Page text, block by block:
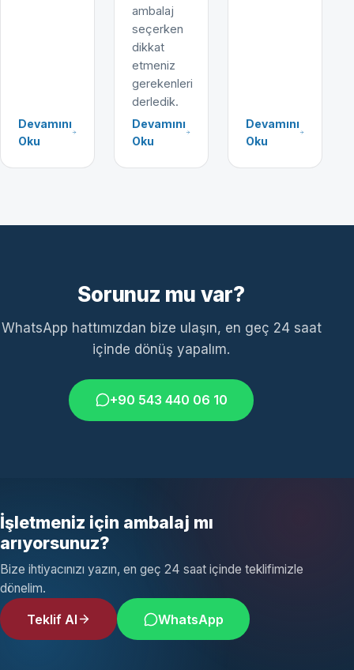
Devamını
Oku
ambalaj
seçerken
dikkat
etmeniz
gerekenleri
derledik.
Devamını
Oku
Devamını
Oku
Sorunuz mu var?
WhatsApp hattımızdan bize ulaşın, en geç 24 saat
içinde dönüş yapalım.
+90 543 440 06 10
İşletmeniz için ambalaj mı
arıyorsunuz?
Bize ihtiyacınızı yazın, en geç 24 saat içinde teklifimizle
dönelim.
Teklif Al WhatsApp